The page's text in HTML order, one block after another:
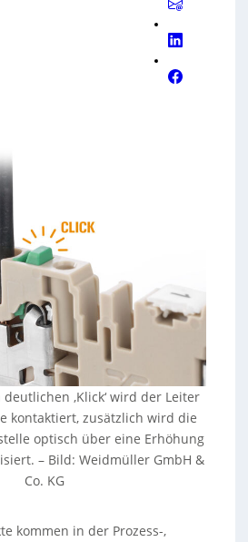
‚Klick‘ wird der Leiter
kontaktiert, zusätzlich wird die
optisch über eine Erhöhung
– Bild: Weidmüller GmbH &
Co. KG
kommen in der Prozess-,